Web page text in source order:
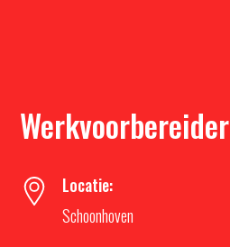
Werkvoorbereider
Locatie:
Schoonhoven